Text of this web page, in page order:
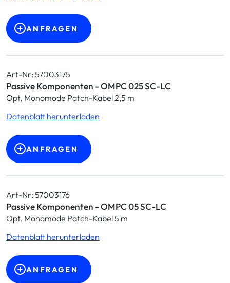
ANFRAGEN
Art-Nr: 57003175
Passive Komponenten - OMPC 025 SC-LC
Opt. Monomode Patch-Kabel 2,5 m
Datenblatt herunterladen
ANFRAGEN
Art-Nr: 57003176
Passive Komponenten - OMPC 05 SC-LC
Opt. Monomode Patch-Kabel 5 m
Datenblatt herunterladen
ANFRAGEN